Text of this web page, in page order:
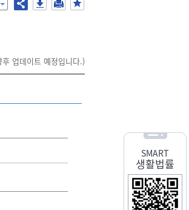
SMART
생활법률
업데이트 예정입니다.)